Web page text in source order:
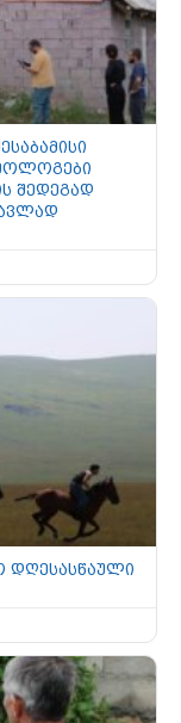
შედეგად
დღესასწაული